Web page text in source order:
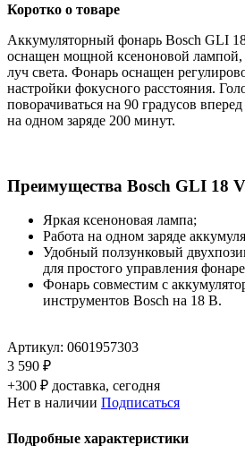
Коротко о товаре
Аккумуляторный фонарь Bosch GLI
оснащен мощной ксеноновой лампой,
луч света. Фонарь оснащен
настройки фокусного расстояния.
поворачиваться на 90 градусов
на одном заряде 200 минут.
Преимущества Bosch GLI 18
Яркая ксеноновая лампа;
Работа на одном заряде
Удобный ползунковый
для простого управления
Фонарь совместим с
инструментов Bosch на 18 В.
Артикул: 0601957303
3 590 ₽
+300 ₽ доставка, сегодня
Нет в наличии Подписаться
Подробные характеристики